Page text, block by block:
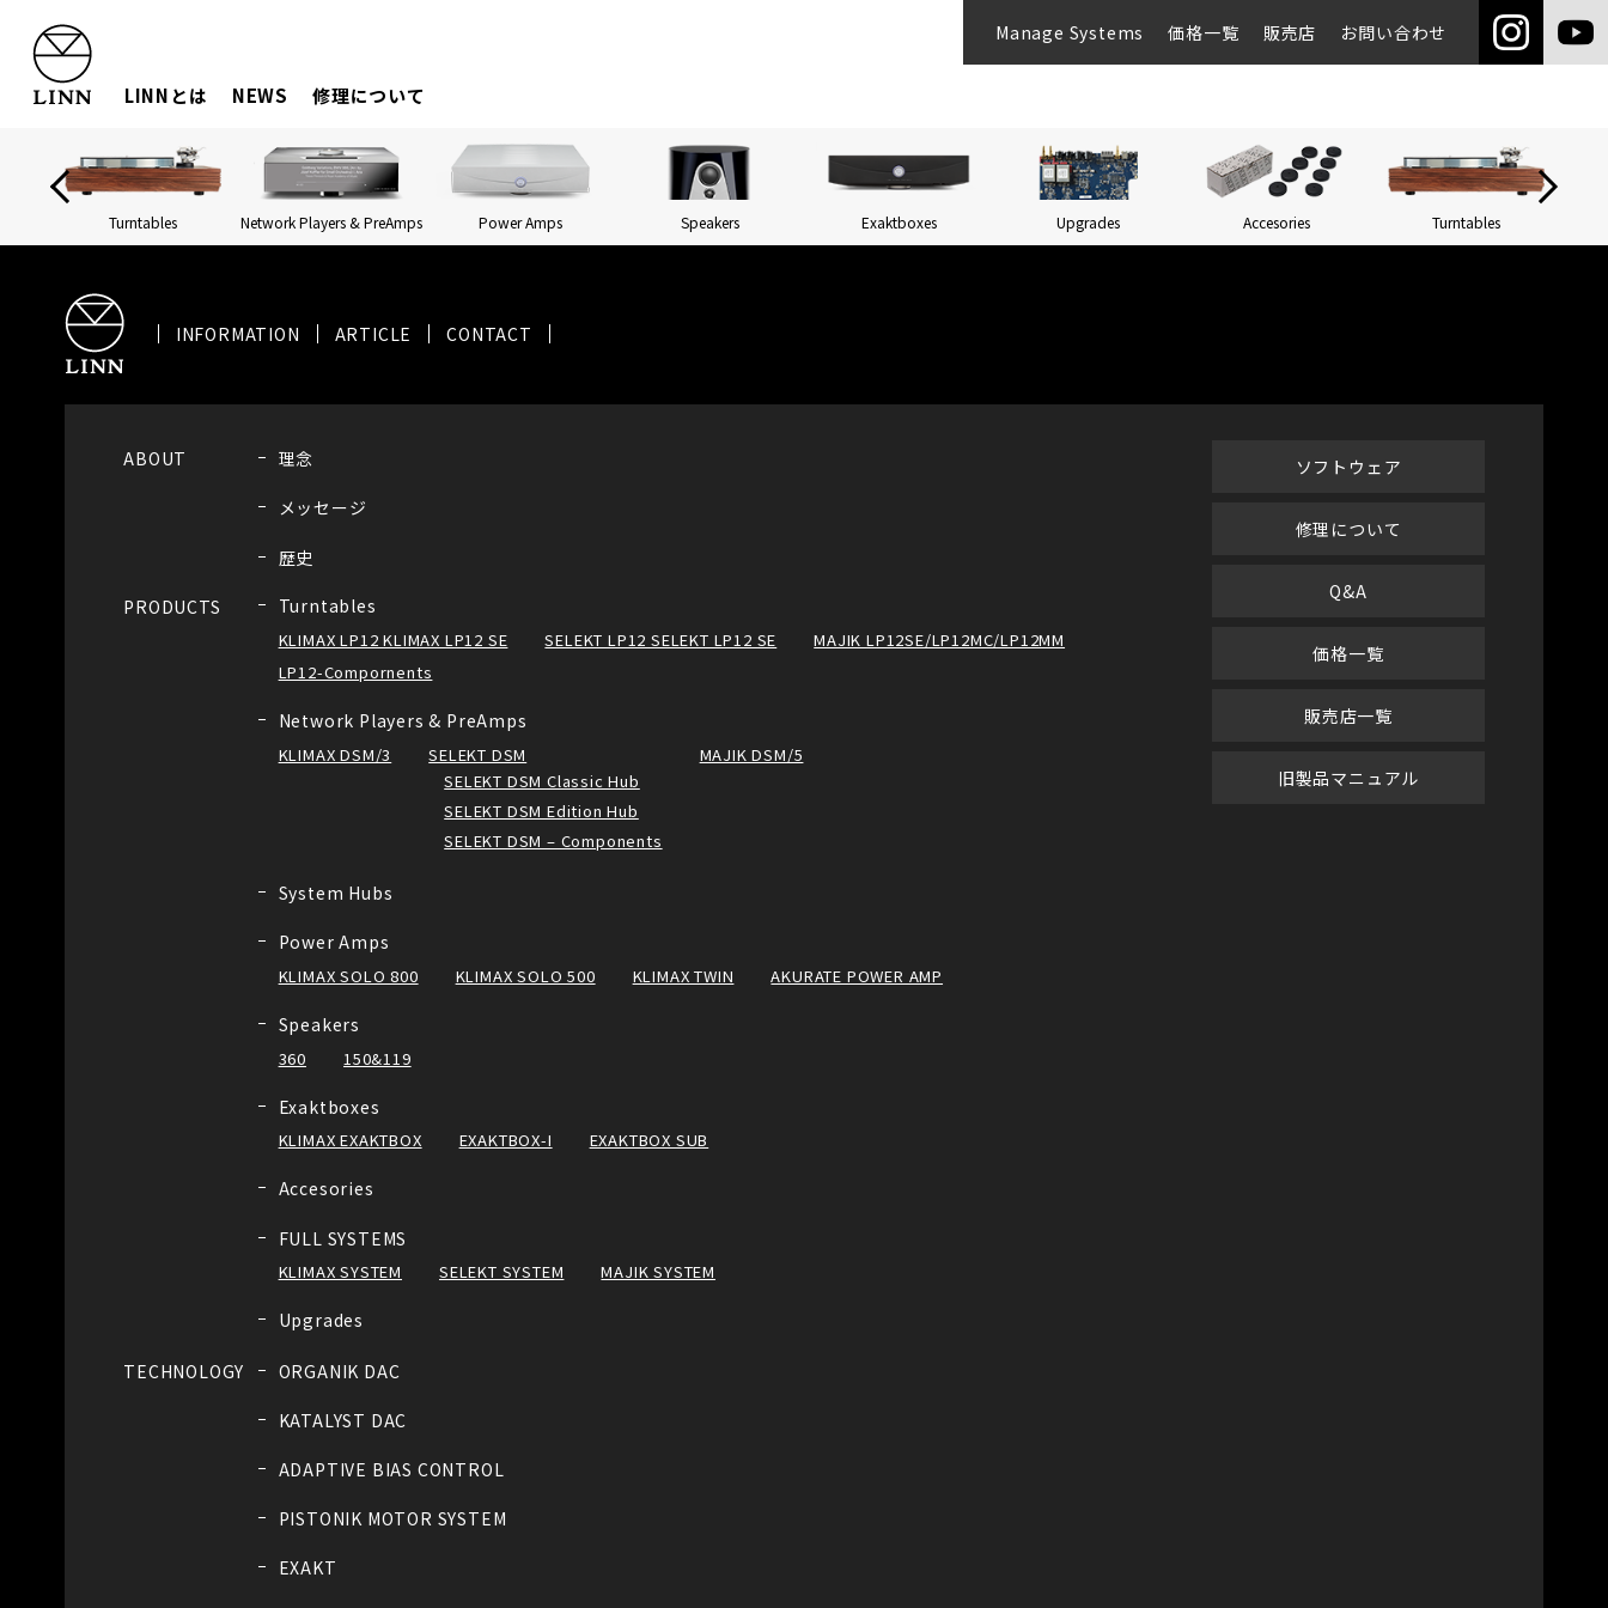
LINNとは NEWS 修理について
Manage Systems 価格一覧 販売店 お問い合わせ
Turntables Network Players & PreAmps Power Amps Speakers Exaktboxes Upgrades Accesories Turntables
INFORMATION ARTICLE CONTACT
ABOUT 理念
メッセージ
歴史
PRODUCTS Turntables
KLIMAX LP12 KLIMAX LP12 SE SELEKT LP12 SELEKT LP12 SE
MAJIK LP12SE/LP12MC/LP12MM
LP12-Compornents
Network Players & PreAmps
KLIMAX DSM/3
SELEKT DSM
SELEKT DSM Classic Hub
SELEKT DSM Edition Hub
SELEKT DSM – Components
MAJIK DSM/5
System Hubs
Power Amps
KLIMAX SOLO 800 KLIMAX SOLO 500 KLIMAX TWIN AKURATE POWER AMP
Speakers
360 150&119
Exaktboxes
KLIMAX EXAKTBOX EXAKTBOX-I EXAKTBOX SUB
Accesories
FULL SYSTEMS
KLIMAX SYSTEM SELEKT SYSTEM MAJIK SYSTEM
Upgrades
TECHNOLOGY ORGANIK DAC
KATALYST DAC
ADAPTIVE BIAS CONTROL
PISTONIK MOTOR SYSTEM
EXAKT
ソフトウェア
修理について
Q&A
価格一覧
販売店一覧
旧製品マニュアル